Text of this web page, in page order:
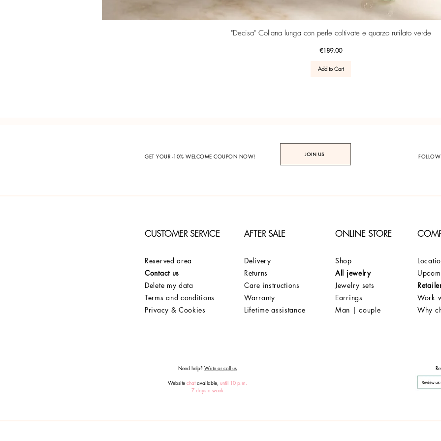
Quick View
"Decisa" Collana lunga con perle coltivate e quarzo rutilato verde
Price
€189.00
Add to Cart
GET YOUR -10% WELCOME COUPON NOW! JOIN US
CUSTOMER SERVICE AFTER SALE ONLINE STORE
Reserved area
Contact us
Delete my data
Terms and conditions
Privacy & Cookies
Delivery
Returns
Care instructions
Warranty
Lifetime assistance
Shop
All jewelry
Jewelry sets
Earrings
Man | couple
Work
Why
Need help? Write or call us
Website chatavailable, until 10 p.m.
7 days a week